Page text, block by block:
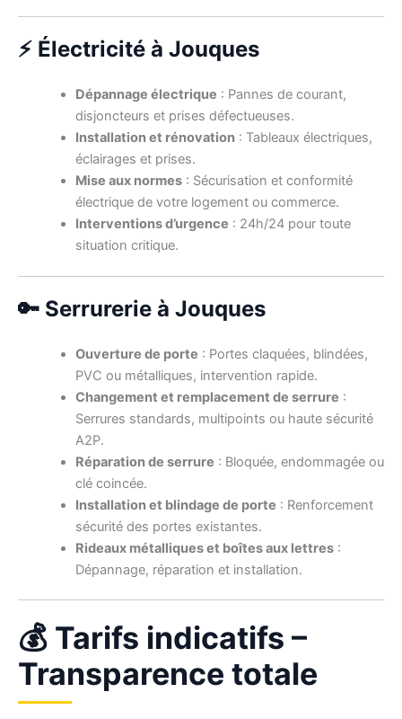
⚡ Électricité à Jouques
Dépannage électrique : Pannes de courant,
disjoncteurs et prises défectueuses.
Installation et rénovation: Tableaux électriques,
éclairages et prises.
Mise aux normes: Sécurisation et conformité
électrique de votre logement ou commerce.
Interventions d’urgence : 24h/24 pour toute
situation critique.
🔑 Serrurerie à Jouques
Ouverture de porte : Portes claquées, blindées,
PVC ou métalliques, intervention rapide.
Changement et remplacement de serrure :
Serrures standards, multipoints ou haute sécurité
A2P.
Réparation de serrure : Bloquée, endommagée ou
clé coincée.
Installation et blindage de porte : Renforcement
sécurité des portes existantes.
Rideaux métalliques et boîtes aux lettres:
Dépannage, réparation et installation.
💰 Tarifs indicatifs –
Transparence totale